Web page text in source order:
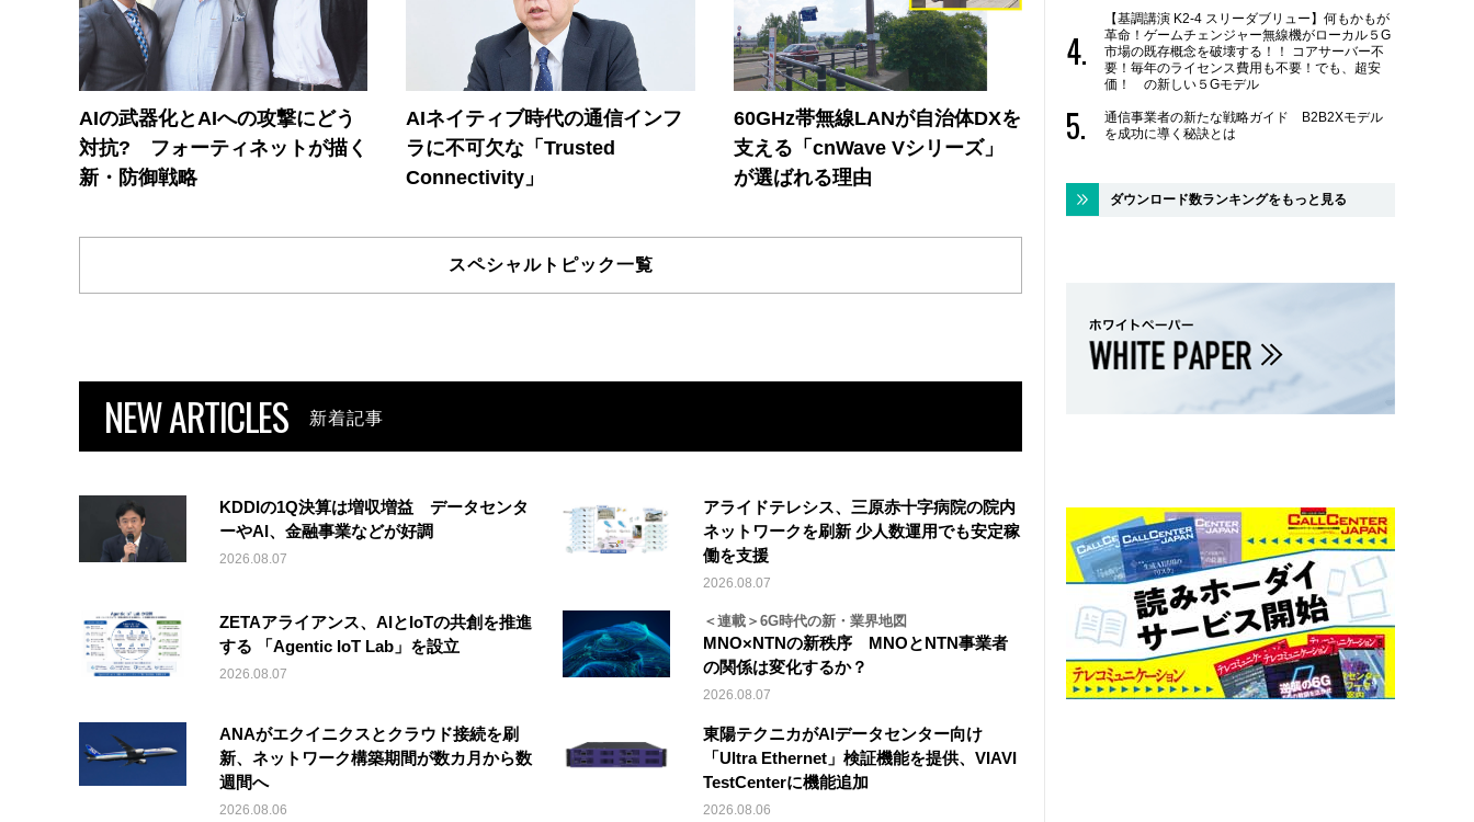
AIの武器化とAIへの攻撃にどう
対抗? フォーティネットが描く
新・防御戦略
AIネイティブ時代の通信インフ
ラに不可欠な「Trusted
Connectivity」
60GHz帯無線LANが自治体DXを
支える「cnWave Vシリーズ」
が選ばれる理由
スペシャルトピック一覧
NEW ARTICLES 新着記事
KDDIの1Q決算は増収増益 データセンタ
ーやAI、金融事業などが好調
2026.08.07
アライドテレシス、三原赤十字病院の院内
ネットワークを刷新 少人数運用でも安定稼
働を支援
2026.08.07
ZETAアライアンス、AIとIoTの共創を推進
する 「Agentic IoT Lab」を設立
2026.08.07
＜連載＞6G時代の新・業界地図
MNO×NTNの新秩序 MNOとNTN事業者
の関係は変化するか？
2026.08.07
ANAがエクイニクスとクラウド接続を刷
新、ネットワーク構築期間が数カ月から数
週間へ
2026.08.06
東陽テクニカがAIデータセンター向け
「Ultra Ethernet」検証機能を提供、VIAVI
TestCenterに機能追加
2026.08.06
【基調講演 K2-4 スリーダブリュー】何もかもが
革命！ゲームチェンジャー無線機がローカル５G
市場の既存概念を破壊する！！ コアサーバー不
要！毎年のライセンス費用も不要！でも、超安
価！ の新しい５Gモデル
通信事業者の新たな戦略ガイド B2B2Xモデル
を成功に導く秘訣とは
ダウンロード数ランキングをもっと見る